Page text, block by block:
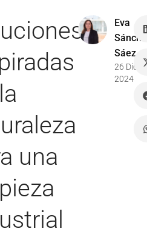
una
Eva
Sánchez
Sáez
26 Dic
2024